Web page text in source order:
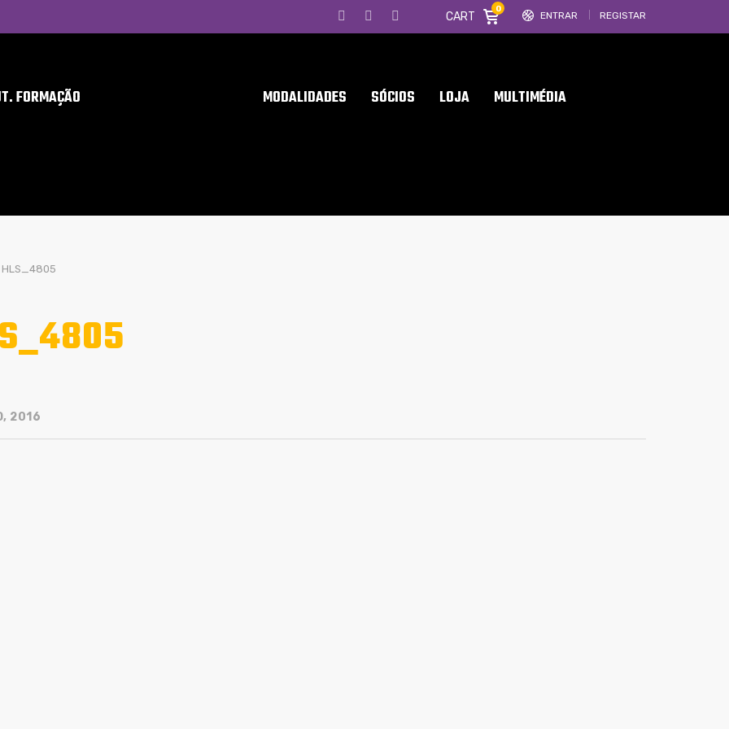
ENTRAR REGISTAR
CART
0
FORMAÇÃO MODALIDADES SÓCIOS LOJA MULTIMÉDIA
HLS_4805
2016